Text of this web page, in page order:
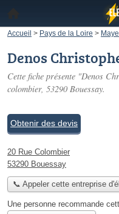
Accueil > Pays de la Loire >
Denos
Cette fiche présente "Denos
colombier, 53290 Bouessay.
Obtenir des devis
20 Rue Colombier
53290 Bouessay
📞 Appeler cette entreprise
Une personne recommande